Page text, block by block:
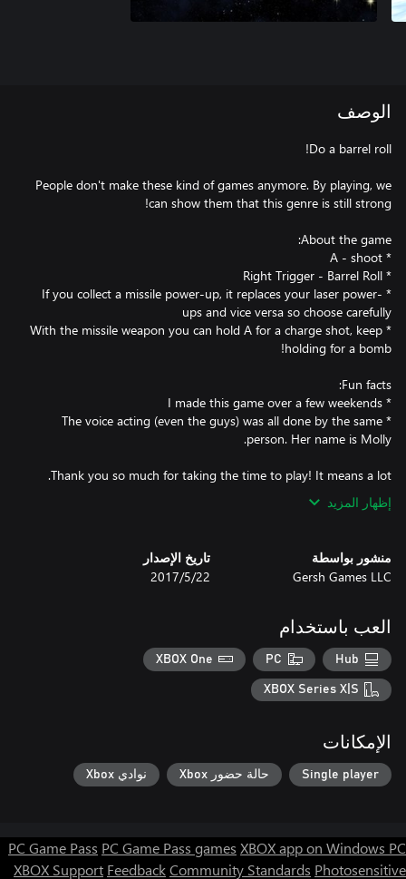
الوصف
People don't make these kind of games anymore. By playing, we
* If you collect a missile power-up, it replaces your laser power-
* With the missile weapon you can hold A for a charge shot, keep
* The voice acting (even the guys) was all done by the same
Thank you so much for taking the time to play! It means a lot.
إظهار المزيد
منشور بواسطة
Gersh Games LLC
تاريخ الإصدار
22‏/5‏/2017
العب باستخدام
Hub
PC
XBOX One
XBOX Series X|S
الإمكانات
Single player حالة حضور Xbox نوادي Xbox
PC Game Pass PC Game Pass games XBOX app on Windows PC
XBOX Support FeedbackCommunity Standards Photosensitive